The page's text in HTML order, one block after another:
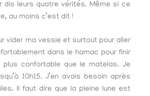
dis leurs quatre vérités. Même si ce
au moins c’est dit !
vider ma vessie et surtout pour aller
dans le hamac pour finir
confortable que le matelas. Je
10h15. J’en avais besoin après
Il faut dire que la pleine lune est